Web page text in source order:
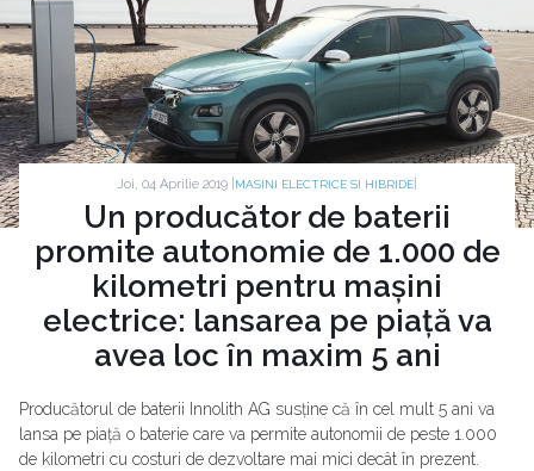
Joi, 04 Aprilie 2019 | MASINI ELECTRICE SI HIBRIDE
Un producător de baterii
promite autonomie de 1.000 de
kilometri pentru mașini
electrice: lansarea pe piață va
avea loc în maxim 5 ani
Producătorul de baterii Innolith AG susține că în cel mult 5 ani va
lansa pe piață o baterie care va permite autonomii de peste 1.000
de kilometri cu costuri de dezvoltare mai mici decât în prezent.